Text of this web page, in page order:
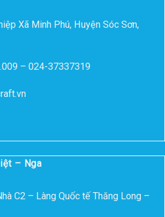
Xã Minh Phú, Huyện Sóc Sơn,
– 024-37337319
– Nga
C2 – Làng Quốc tế Thăng Long –